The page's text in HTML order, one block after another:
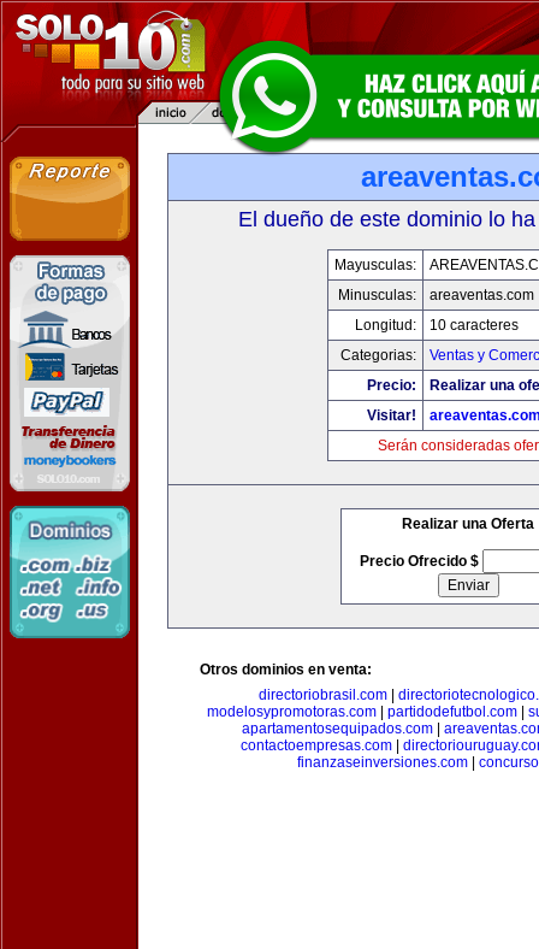
El dueño de este dominio lo
Mayusculas:
Minusculas:
areaventas.com
Longitud:
10 caracteres
Categorias:
Ventas y
Precio:
Realizar una
Visitar!
Serán consideradas
Realizar una Oferta
Precio Ofrecido $
Otros dominios en venta:
directoriobrasil.com
modelosypromotoras.com| partidodefutbol.com|
apartamentosequipados.com|
contactoempresas.com
finanzaseinversiones.com